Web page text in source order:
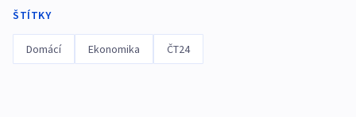
ŠTÍTKY
Domácí Ekonomika ČT24